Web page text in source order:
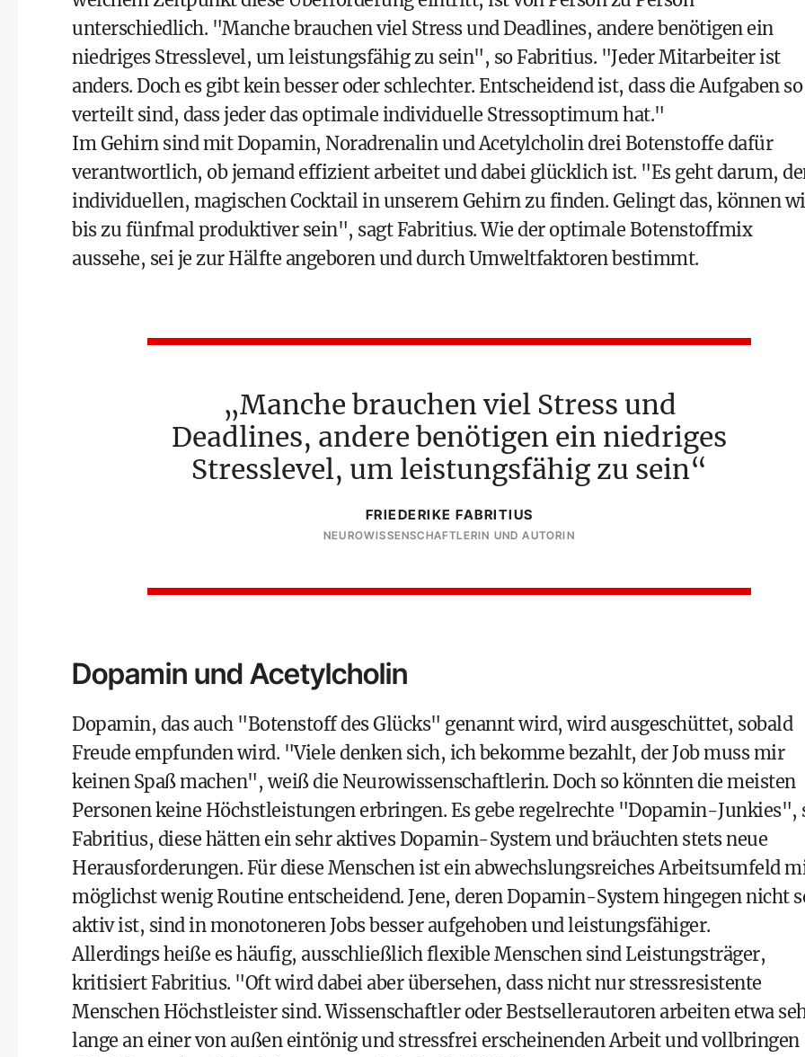
unterschiedlich. "Manche brauchen viel Stress und Deadlines, andere benötigen ein
niedriges Stresslevel, um leistungsfähig zu sein", so Fabritius. "Jeder Mitarbeiter ist
anders. Doch es gibt kein besser oder schlechter. Entscheidend ist, dass die Aufgaben so
verteilt sind, dass jeder das optimale individuelle Stressoptimum hat."
Im Gehirn sind mit Dopamin, Noradrenalin und Acetylcholin drei Botenstoffe dafür
verantwortlich, ob jemand effizient arbeitet und dabei glücklich ist. "Es geht darum,
individuellen, magischen Cocktail in unserem Gehirn zu finden. Gelingt das, können
bis zu fünfmal produktiver sein", sagt Fabritius. Wie der optimale Botenstoffmix
aussehe, sei je zur Hälfte angeboren und durch Umweltfaktoren bestimmt.
Manche brauchen viel Stress und
Deadlines, andere benötigen ein niedriges
Stresslevel, um leistungsfähig zu sein
FRIEDERIKE FABRITIUS
NEUROWISSENSCHAFTLERIN UND AUTORIN
Dopamin und Acetylcholin
Dopamin, das auch "Botenstoff des Glücks" genannt wird, wird ausgeschüttet, sobald
Freude empfunden wird. "Viele denken sich, ich bekomme bezahlt, der Job muss mir
keinen Spaß machen", weiß die Neurowissenschaftlerin. Doch so könnten die meisten
Personen keine Höchstleistungen erbringen. Es gebe regelrechte "Dopamin-Junkies",
Fabritius, diese hätten ein sehr aktives Dopamin-System und bräuchten stets neue
Herausforderungen. Für diese Menschen ist ein abwechslungsreiches Arbeitsumfeld
möglichst wenig Routine entscheidend. Jene, deren Dopamin-System hingegen nicht
aktiv ist, sind in monotoneren Jobs besser aufgehoben und leistungsfähiger.
Allerdings heiße es häufig, ausschließlich flexible Menschen sind Leistungsträger,
kritisiert Fabritius. "Oft wird dabei aber übersehen, dass nicht nur stressresistente
Menschen Höchstleister sind. Wissenschaftler oder Bestsellerautoren arbeiten etwa
lange an einer von außen eintönig und stressfrei erscheinenden Arbeit und vollbringen